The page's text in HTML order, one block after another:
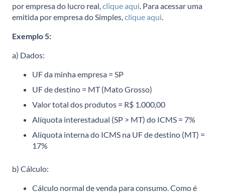
por empresa do lucro real, clique aqui . Para acessar uma
emitida por empresa do Simples, clique aqui
Exemplo 5:
a) Dados:
UF da minha empresa = SP
UF de destino = MT (Mato Grosso)
Valor total dos produtos = R$ 1.000,00
Alíquota interestadual (SP > MT) do ICMS = 7%
Alíquota interna do ICMS na UF de destino (MT) =
17%
b) Cálculo:
Cálculo normal de venda para consumo. Como é